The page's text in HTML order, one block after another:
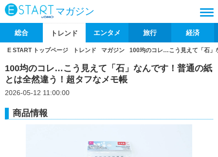
マガジン
総合 トレンド エンタメ 旅行 経済
E START トップページ トレンド マガジン 100均のコレ…こう見えて「石」
100均のコレ…こう見えて「石」なんです！普通の紙
とは全然違う！超タフなメモ帳
2026-05-12 11:00:00
商品情報